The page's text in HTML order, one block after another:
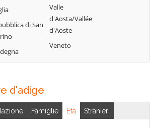
Lases
Sanzeno
Sarnonico
Scurelle
Segonzano
Sella Giudicarie
Sover
di San
Valle
d'Aosta/Vallée
d'Aoste
Veneto
d'adige
Famiglie Età Stranieri